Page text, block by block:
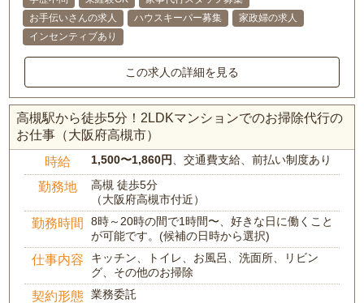
お手伝いさんの求人
ハウスキーパー募集
家政婦の求人
インセンティブあり
この求人の詳細を見る
高槻駅から徒歩5分！2LDKマンションでのお掃除代行の
お仕事（大阪府高槻市）
時給 1,500〜1,860円 、交通費支給、前払い制度あり
勤務地
高槻 徒歩5分
（大阪府高槻市付近）
勤務時間
8時～20時の間で1時間〜、好きな日に働くこと
が可能です。(候補の日時から選択)
仕事内容
キッチン、トイレ、お風呂、洗面所、リビン
グ、その他のお掃除
契約形態 業務委託